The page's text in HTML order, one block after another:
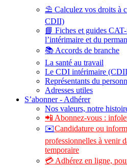
⛱️ Calculez vos droits à
CDII)
📘 Fiches et guides
l’intérimaire et du
📚 Accords de branche
La santé au travail
Le CDI intérimaire
Représentants du
Adresses utiles
S’abonner - Adhérer
Nos valeurs, notre
📲 Abonnez-vous :
✉️Candidature ou
professionnelles à venir
temporaire
💳 Adhérez en ligne,